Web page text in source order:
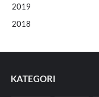
2019
2018
KATEGORI